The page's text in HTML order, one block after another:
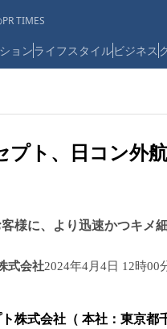
TIMES
ョンライフスタイルビジネス
プト、日コン外
様に、より迅速かつキメ
式会社2024年4月4日 12時00
ト株式会社（ 本社：東京